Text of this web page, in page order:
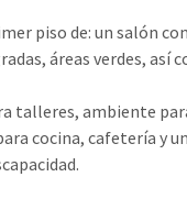
piso de: un salón
áreas verdes, así
talleres, ambiente
cocina, cafetería y